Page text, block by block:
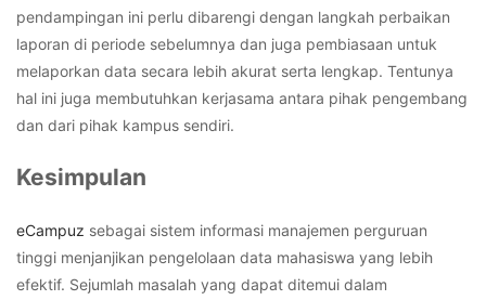
pendampingan ini perlu dibarengi dengan langkah perbaikan
laporan di periode sebelumnya dan juga pembiasaan untuk
melaporkan data secara lebih akurat serta lengkap. Tentunya
hal ini juga membutuhkan kerjasama antara pihak pengembang
dan dari pihak kampus sendiri.
Kesimpulan
eCampuz sebagai sistem informasi manajemen perguruan
tinggi menjanjikan pengelolaan data mahasiswa yang lebih
efektif. Sejumlah masalah yang dapat ditemui dalam